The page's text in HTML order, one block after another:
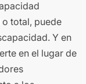
total, puede
Y en
en el lugar de